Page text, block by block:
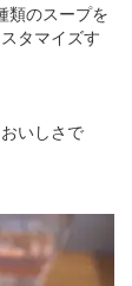
類のスープを
タマイズす
いしさで